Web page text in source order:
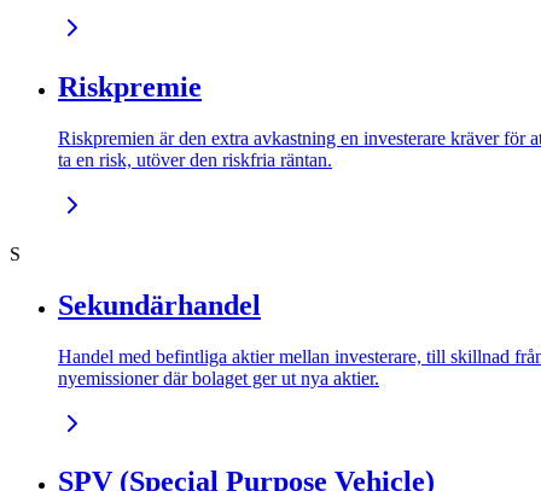
Riskpremie
Riskpremien är den extra avkastning en investerare kräver för
ta en risk, utöver den riskfria räntan.
S
Sekundärhandel
Handel med befintliga aktier mellan investerare, till skillnad
nyemissioner där bolaget ger ut nya aktier.
SPV (Special Purpose Vehicle)